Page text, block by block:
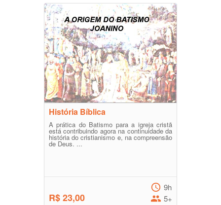
História Bíblica
A prática do Batismo para a igreja cristã
está contribuindo agora na continuidade da
história do cristianismo e, na compreensão
de Deus. ...
R$ 23,00
9h
5+